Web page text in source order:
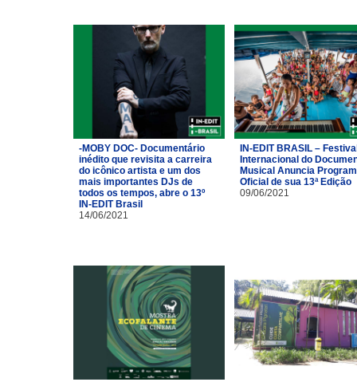
-MOBY DOC- Documentário
inédito que revisita a carreira
do icônico artista e um dos
mais importantes DJs de
todos os tempos, abre o 13º
IN-EDIT Brasil
14/06/2021
IN-EDIT BRASIL –
Internacional do
Musical Anuncia
Oficial de sua 13ª Edição
09/06/2021